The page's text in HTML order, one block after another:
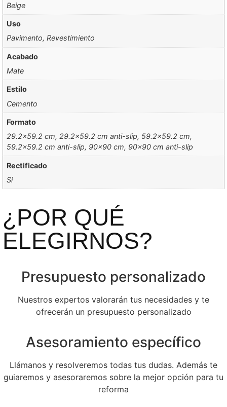
Beige
Uso
Pavimento, Revestimiento
Acabado
Mate
Estilo
Cemento
Formato
29.2×59.2 cm, 29.2×59.2 cm anti-slip, 59.2×59.2 cm,
59.2×59.2 cm anti-slip, 90×90 cm, 90×90 cm anti-slip
Rectificado
Si
¿POR QUÉ
ELEGIRNOS?
Presupuesto personalizado
Nuestros expertos valorarán tus necesidades y te
ofrecerán un presupuesto personalizado
Asesoramiento específico
Llámanos y resolveremos todas tus dudas. Además te
guiaremos y asesoraremos sobre la mejor opción para tu
reforma